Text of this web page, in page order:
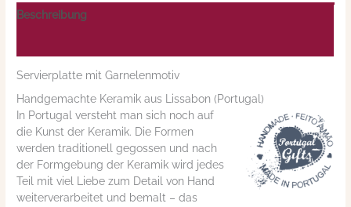
Beschreibung
Servierplatte mit Garnelenmotiv
Handgemachte Keramik aus Lissabon (Portugal)
In Portugal versteht man sich noch auf
die Kunst der Keramik. Die Formen
werden traditionell gegossen und nach
der Formgebung der Keramik wird jedes
Teil mit viel Liebe zum Detail von Hand
weiterverarbeitet und bemalt – das